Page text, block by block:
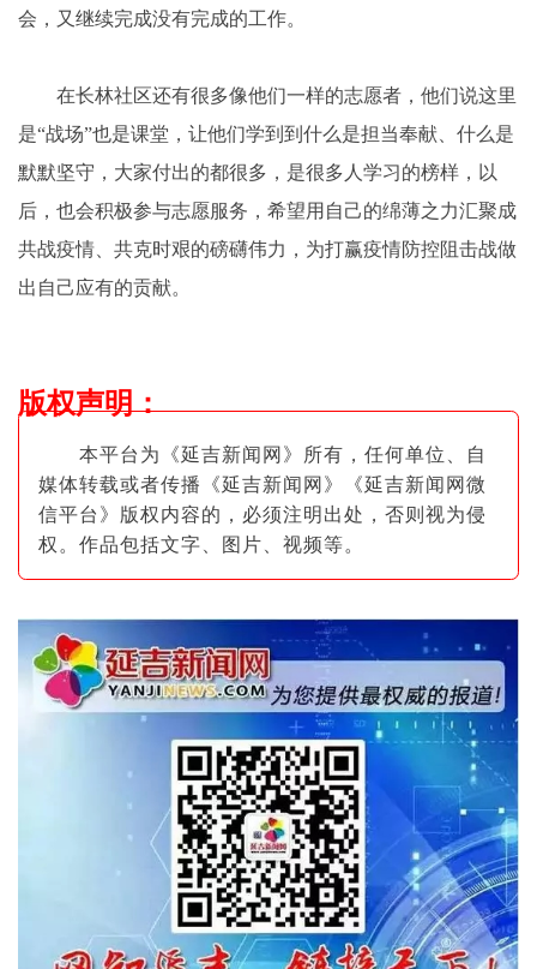
会，又继续完成没有完成的工作。
在长林社区还有很多像他们一样的志愿者，他们说这里
是“战场”也是课堂，让他们学到到什么是担当奉献、什么是
默默坚守，大家付出的都很多，是很多人学习的榜样，以
后，也会积极参与志愿服务，希望用自己的绵薄之力汇聚成
共战疫情、共克时艰的磅礴伟力，为打赢疫情防控阻击战做
出自己应有的贡献。
版权声明：
本平台为《延吉新闻网》所有，任何单位、自
媒体转载或者传播《延吉新闻网》《延吉新闻网微
信平台》版权内容的，必须注明出处，否则视为侵
权。作品包括文字、图片 、视频等。